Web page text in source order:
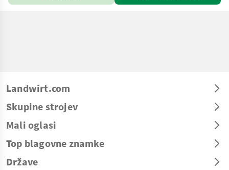
Landwirt.com
Skupine strojev
Mali oglasi
Top blagovne znamke
Države